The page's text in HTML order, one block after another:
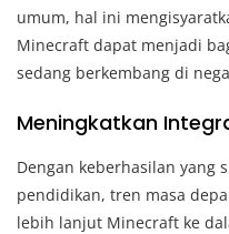
umum, hal ini
Minecraft dapat menjadi
sedang berkembang di
Meningkatkan
Dengan keberhasilan yang
pendidikan, tren masa
lebih lanjut Minecraft ke